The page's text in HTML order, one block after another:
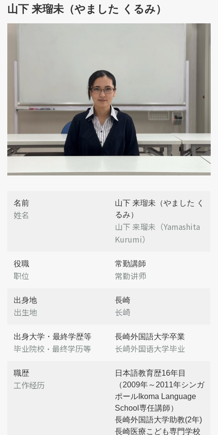
山下 来瑠未（やました くるみ）
名前
姓名
山下 来瑠未（やました く
るみ）
山下 来瑠未（Yamashita
Kurumi）
役職
职位
常勤講師
常勤讲师
出身地
出生地
長崎
长崎
出身大学・最終学歴等
毕业院校・最终学历等
長崎外国語大学卒業
长崎外国语大学毕业
職歴
工作经历
日本語教育歴16年目
（2009年～2011年シンガ
ポールIkoma Language
School専任講師）
長崎外国語大学助教(2年)
長崎医療こども専門学校